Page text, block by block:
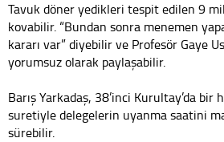
Tavuk döner yedikleri tespit edilen 9
kovabilir. “Bundan sonra menemen
kararı var” diyebilir ve Profesör Gaye
yorumsuz olarak paylaşabilir.
Barış Yarkadaş, 38’inci Kurultay’da
suretiyle delegelerin uyanma saatini
sürebilir.